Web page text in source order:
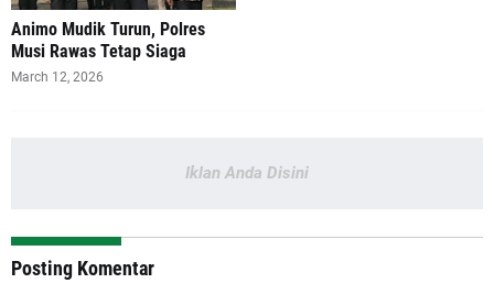
Animo Mudik Turun, Polres
Musi Rawas Tetap Siaga
March 12, 2026
Iklan Anda Disini
Posting Komentar